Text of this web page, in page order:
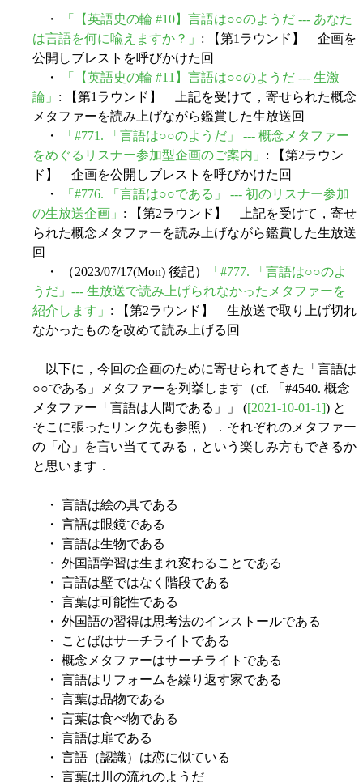
・
「【英語史の輪 #10】言語は○○のようだ --- あなた
は言語を何に喩えますか？」 : 【第1ラウンド】 企画を
公開しブレストを呼びかけた回
・
「【英語史の輪 #11】言語は○○のようだ --- 生激
論」 : 【第1ラウンド】 上記を受けて，寄せられた概念
メタファーを読み上げながら鑑賞した生放送回
・
「#771. 「言語は○○のようだ」 --- 概念メタファー
をめぐるリスナー参加型企画のご案内」 : 【第2ラウン
ド】 企画を公開しブレストを呼びかけた回
・
「#776. 「言語は○○である」 --- 初のリスナー参加
の生放送企画」 : 【第2ラウンド】 上記を受けて，寄せ
られた概念メタファーを読み上げながら鑑賞した生放送
回
・ （2023/07/17(Mon) 後記）
「#777. 「言語は○○のよ
うだ」--- 生放送で読み上げられなかったメタファーを
紹介します」 : 【第2ラウンド】 生放送で取り上げ切れ
なかったものを改めて読み上げる回
以下に，今回の企画のために寄せられてきた「言語は
○○である」メタファーを列挙します（cf. 「#4540. 概念
メタファー「言語は人間である」」 ([2021-10-01-1]) と
そこに張ったリンク先も参照）．それぞれのメタファー
の「心」を言い当ててみる，という楽しみ方もできるか
と思います．
・ 言語は絵の具である
・ 言語は眼鏡である
・ 言語は生物である
・ 外国語学習は生まれ変わることである
・ 言語は壁ではなく階段である
・ 言葉は可能性である
・ 外国語の習得は思考法のインストールである
・ ことばはサーチライトである
・ 概念メタファーはサーチライトである
・ 言語はリフォームを繰り返す家である
・ 言葉は品物である
・ 言葉は食べ物である
・ 言語は扉である
・ 言語（認識）は恋に似ている
・ 言葉は川の流れのようだ